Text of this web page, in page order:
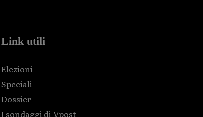
Link utili
Elezioni
Speciali
Dossier
I sondaggi di Vpost